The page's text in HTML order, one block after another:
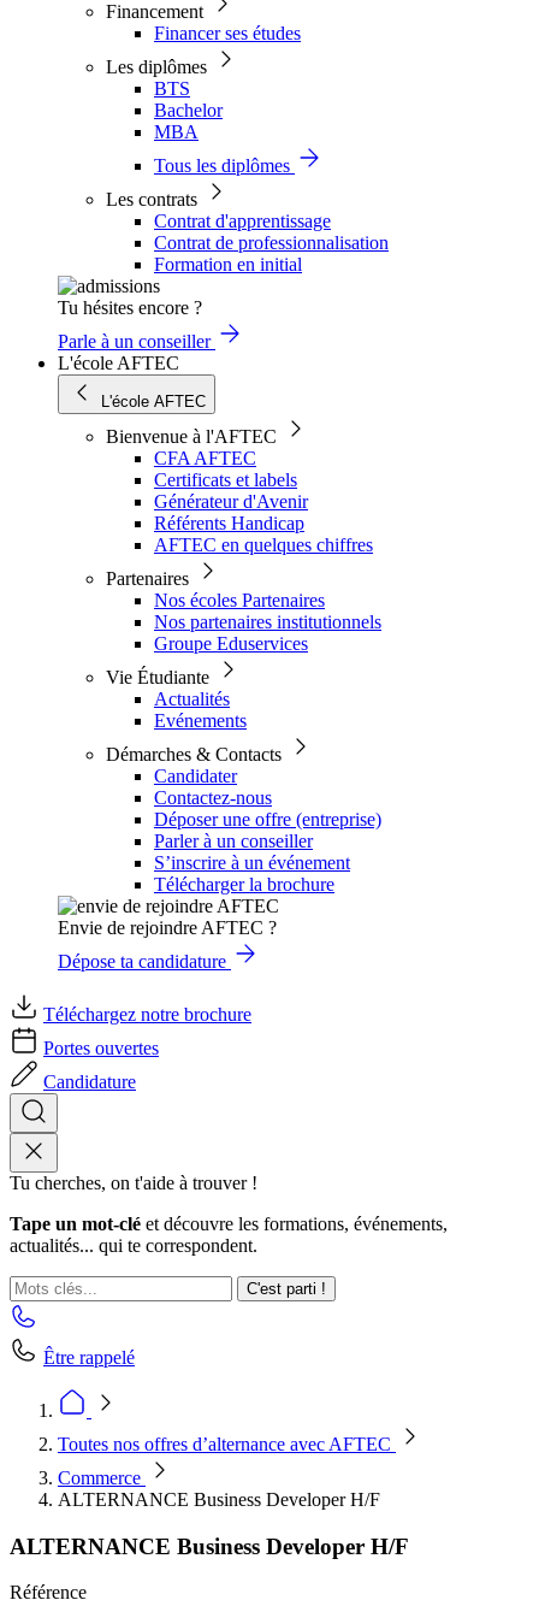
Financement
Financer ses études
Les diplômes
BTS
Bachelor
MBA
Tous les diplômes
Les contrats
Contrat d'apprentissage
Contrat de professionnalisation
Formation en initial
Tu hésites encore ?
Parle à un conseiller
L'école AFTEC
L'école AFTEC
Bienvenue à l'AFTEC
CFA AFTEC
Certificats et labels
Générateur d'Avenir
Référents Handicap
AFTEC en quelques chiffres
Partenaires
Nos écoles Partenaires
Nos partenaires institutionnels
Groupe Eduservices
Vie Étudiante
Actualités
Evénements
Démarches & Contacts
Candidater
Contactez-nous
Déposer une offre (entreprise)
Parler à un conseiller
S’inscrire à un événement
Télécharger la brochure
Envie de rejoindre AFTEC ?
Dépose ta candidature
Téléchargez notre brochure
Portes ouvertes
Candidature
Tu cherches, on t'aide à trouver !
Tape un mot-clé et découvre les formations, événements,
actualités... qui te correspondent.
C'est parti !
Être rappelé
Toutes nos offres d’alternance avec AFTEC
Commerce
ALTERNANCE Business Developer H/F
ALTERNANCE Business Developer H/F
Référence